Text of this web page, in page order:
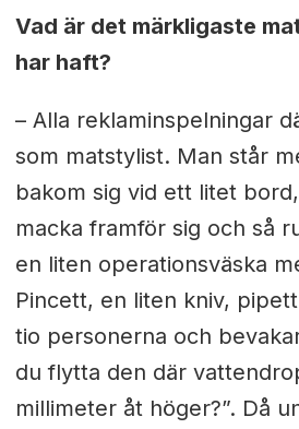
Vad är det märkligaste
har haft?
– Alla reklaminspelningar
som matstylist. Man står
bakom sig vid ett litet
macka framför sig och så
en liten operationsväska
Pincett, en liten kniv,
tio personerna och
du flytta den där
millimeter åt höger?”. Då